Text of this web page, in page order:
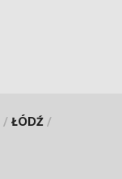
/ ŁÓDŹ /